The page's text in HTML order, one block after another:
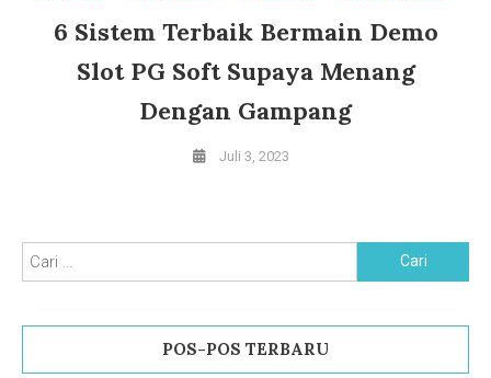
6 Sistem Terbaik Bermain Demo
Slot PG Soft Supaya Menang
Dengan Gampang
Juli 3, 2023
untuk:
POS-POS TERBARU